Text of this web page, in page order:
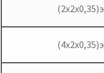
(2х2х0,35)э
(4х2х0,35)э